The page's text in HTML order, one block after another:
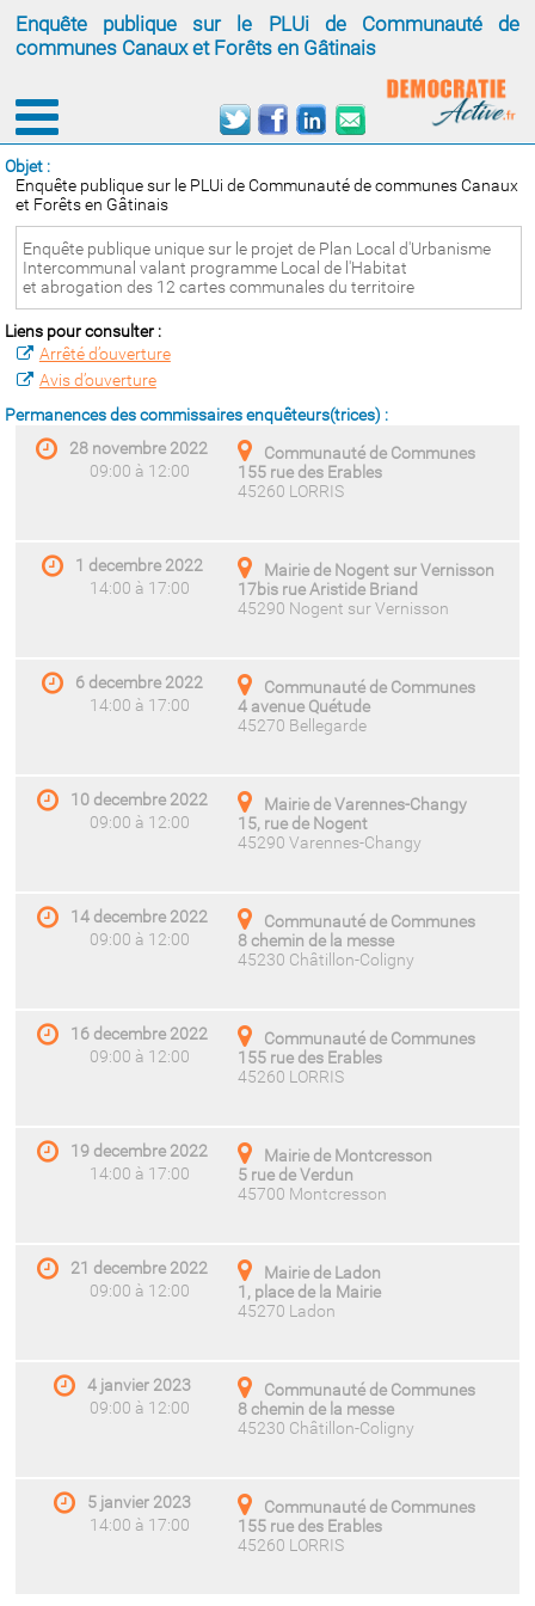
Enquête publique sur le PLUi de Communauté de
communes Canaux et Forêts en Gâtinais
Objet :
Enquête publique sur le PLUi de Communauté de communes Canaux
et Forêts en Gâtinais
Enquête publique unique sur le projet de Plan Local d'Urbanisme
Intercommunal valant programme Local de l'Habitat
et abrogation des 12 cartes communales du territoire
Liens pour consulter :
Arrêté d’ouverture
Avis d’ouverture
Permanences des commissaires enquêteurs(trices) :
28 novembre 2022
09:00 à 12:00
Communauté de Communes
155 rue des Erables
45260 LORRIS
1 decembre 2022
14:00 à 17:00
Mairie de Nogent sur Vernisson
17bis rue Aristide Briand
45290 Nogent sur Vernisson
6 decembre 2022
14:00 à 17:00
Communauté de Communes
4 avenue Quétude
45270 Bellegarde
10 decembre 2022
09:00 à 12:00
Mairie de Varennes-Changy
15, rue de Nogent
45290 Varennes-Changy
14 decembre 2022
09:00 à 12:00
Communauté de Communes
8 chemin de la messe
45230 Châtillon-Coligny
16 decembre 2022
09:00 à 12:00
Communauté de Communes
155 rue des Erables
45260 LORRIS
19 decembre 2022
14:00 à 17:00
Mairie de Montcresson
5 rue de Verdun
45700 Montcresson
21 decembre 2022
09:00 à 12:00
Mairie de Ladon
1, place de la Mairie
45270 Ladon
4 janvier 2023
09:00 à 12:00
Communauté de Communes
8 chemin de la messe
45230 Châtillon-Coligny
5 janvier 2023
14:00 à 17:00
Communauté de Communes
155 rue des Erables
45260 LORRIS